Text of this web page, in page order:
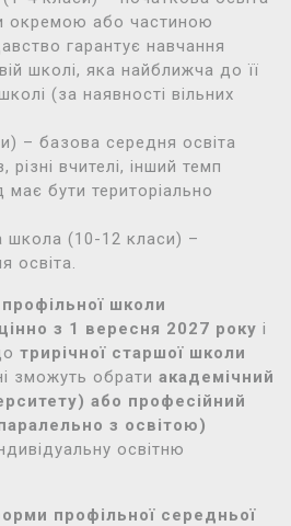
окремою або частиною
гарантує навчання
школі, яка найближча до її
(за наявності вільних
– базова середня освіта
різні вчителі, інший темп
бути територіально
школа (10-12 класи) –
освіта.
школи
з 1 вересня 2027 року і
трирічної старшої школи
зможуть обрати академічний
або професійний
з освітою)
освітню
профільної середньої